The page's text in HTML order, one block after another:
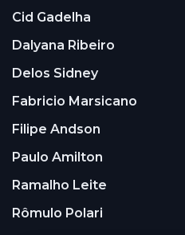
Cid Gadelha
Dalyana Ribeiro
Delos Sidney
Fabricio Marsicano
Filipe Andson
Paulo Amilton
Ramalho Leite
Rômulo Polari